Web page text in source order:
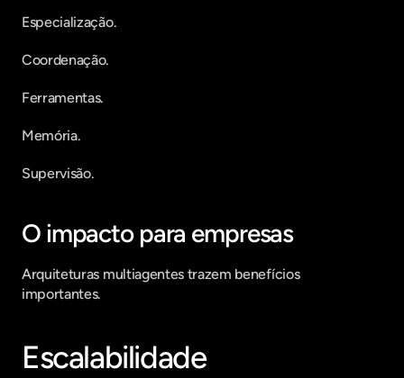
Especialização.
Coordenação.
Ferramentas.
Memória.
Supervisão.
O impacto para empresas
Arquiteturas multiagentes trazem benefícios
importantes.
Escalabilidade